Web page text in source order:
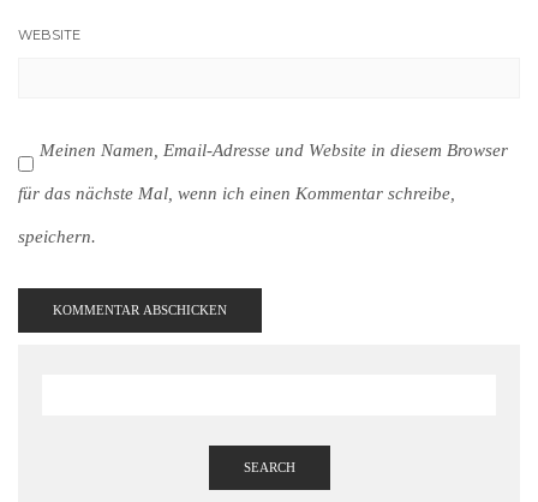
WEBSITE
Meinen Namen, Email-Adresse und Website in diesem Browser
für das nächste Mal, wenn ich einen Kommentar schreibe,
speichern.
SEARCH